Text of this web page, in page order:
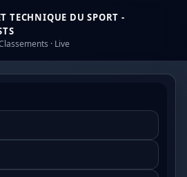
TECHNIQUE DU SPORT -
· Live